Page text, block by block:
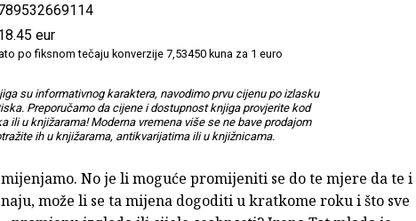
eur
po fiksnom tečaju konverzije 7,53450 kuna za 1 euro
su informativnog karaktera, navodimo prvu cijenu po izlasku
Preporučamo da cijene i dostupnost knjiga provjerite kod
ili u knjižarama! Moderna vremena više se ne bave prodajom
ih u knjižarama, antikvarijatima ili u knjižnicama.
mijenjamo. No je li moguće promijeniti se do te mjere da te i
može li se ta mijena dogoditi u kratkome roku i što sve